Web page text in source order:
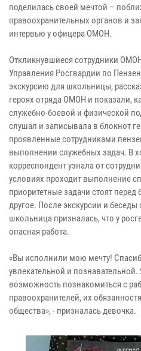
поделилась своей мечтой –
правоохранительных органов и
интервью у офицера ОМОН.
Откликнувшиеся сотрудники
Управления Росгвардии по
экскурсию для школьницы,
героях отряда ОМОН и показали,
служебно-боевой и физической
слушал и записывала в блокнот
проявленные сотрудниками
выполнении служебных задач. В
корреспондент узнала от
условиях проходит выполнение
приоритетные задачи стоят
другое. После экскурсии и
школьница призналась, что у
опасная работа.
«Вы исполнили мою мечту!
увлекательной и
возможность познакомиться с
правоохранителей, их
общества», - призналась девочка.